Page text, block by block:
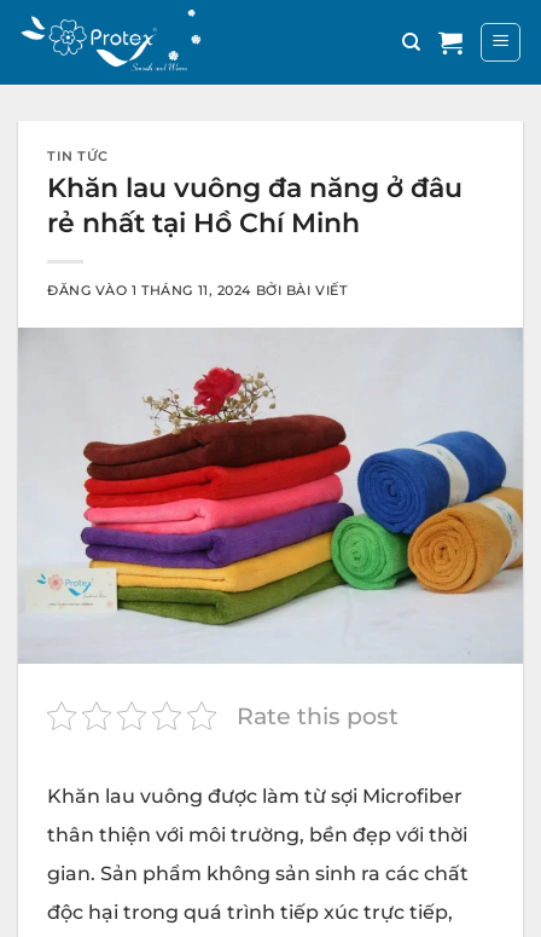
qua
TIN TỨC
Khăn lau vuông đa năng ở đâu
rẻ nhất tại Hồ Chí Minh
ĐĂNG VÀO1 THÁNG 11, 2024 BỞI BÀI VIẾT
Rate this post
Khăn lau vuông được làm từ sợi Microfiber
thân thiện với môi trường, bền đẹp với thời
gian. Sản phẩm không sản sinh ra các chất
độc hại trong quá trình tiếp xúc trực tiếp,